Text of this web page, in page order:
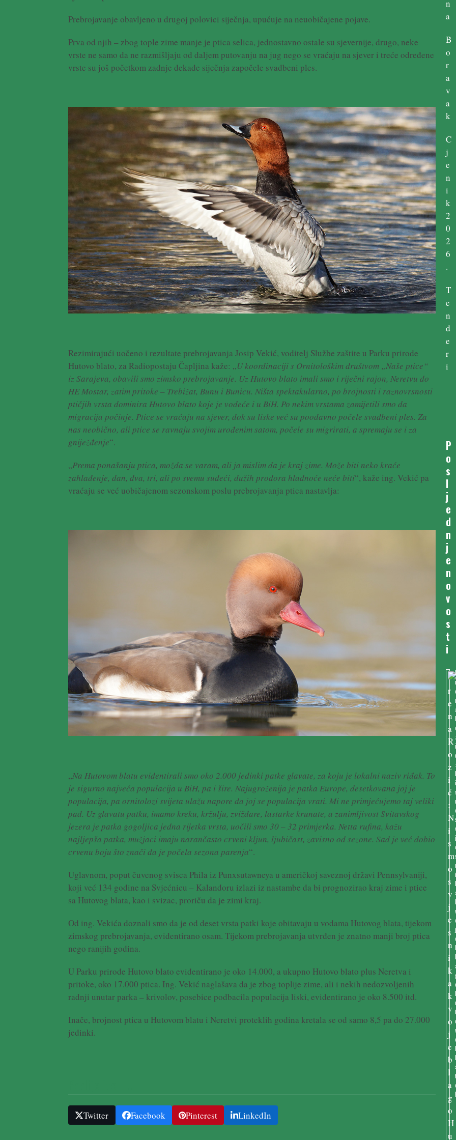
Prebrojavanje obavljeno u drugoj polovici siječnja, upućuje na neuobičajene pojave.
Prva od njih – zbog tople zime manje je ptica selica, jednostavno ostale su sjevernije, drugo, neke
vrste ne samo da ne razmišljaju od daljem putovanju na jug nego se vraćaju na sjever i treće određene
vrste su još početkom zadnje dekade siječnja započele svadbeni ples.
Rezimirajući uočeno i rezultate prebrojavanja Josip Vekić, voditelj Službe zaštite u Parku prirode
Hutovo blato, za Radiopostaju Čapljina kaže: „U koordinaciji s Ornitološkim društvom „Naše ptice“
iz Sarajeva, obavili smo zimsko prebrojavanje. Uz Hutovo blato imali smo i riječni rajon, Neretvu do
HE Mostar, zatim pritoke – Trebižat, Bunu i Bunicu. Ništa spektakularno, po brojnosti i raznovrsnosti
ptičjih vrsta dominira Hutovo blato koje je vodeće i u BiH. Po nekim vrstama zamijetili smo da
migracija počinje. Ptice se vraćaju na sjever, dok su liske već su poodavno počele svadbeni ples. Za
nas neobično, ali ptice se ravnaju svojim urođenim satom, počele su migrirati, a spremaju se i za
gniježđenje“.
„Prema ponašanju ptica, možda se varam, ali ja mislim da je kraj zime. Može biti neko kraće
zahlađenje, dan, dva, tri, ali po svemu sudeći, dužih prodora hladnoće neće biti“, kaže ing. Vekić pa
vraćaju se već uobičajenom sezonskom poslu prebrojavanja ptica nastavlja:
„Na Hutovom blatu evidentirali smo oko 2.000 jedinki patke glavate, za koju je lokalni naziv riđak. To
je sigurno najveća populacija u BiH, pa i šire. Najugroženija je patka Europe, desetkovana joj je
populacija, pa ornitolozi svijeta ulažu napore da joj se populacija vrati. Mi ne primjećujemo taj veliki
pad. Uz glavatu patku, imamo kreku, kržulju, zviždare, lastarke krunate, a zanimljivost Svitavskog
jezera je patka gogoljica jedna rijetka vrsta, uočili smo 30 – 32 primjerka. Netta rufina, kažu
najljepša patka, mužjaci imaju narančasto crveni kljun, ljubičast, zavisno od sezone. Sad je već dobio
crvenu boju što znači da je počela sezona parenja“.
Uglavnom, poput čuvenog svisca Phila iz Punxsutawneya u američkoj saveznoj državi Pennsylvaniji,
koji već 134 godine na Svjećnicu – Kalandoru izlazi iz nastambe da bi prognozirao kraj zime i ptice
sa Hutovog blata, kao i svizac, proriču da je zimi kraj.
Od ing. Vekića doznali smo da je od deset vrsta patki koje obitavaju u vodama Hutovog blata, tijekom
zimskog prebrojavanja, evidentirano osam. Tijekom prebrojavanja utvrđen je znatno manji broj ptica
nego ranijih godina.
U Parku prirode Hutovo blato evidentirano je oko 14.000, a ukupno Hutovo blato plus Neretva i
pritoke, oko 17.000 ptica. Ing. Vekić naglašava da je zbog toplije zime, ali i nekih nedozvoljenih
radnji unutar parka – krivolov, posebice podbacila populacija liski, evidentirano je oko 8.500 itd.
Inače, brojnost ptica u Hutovom blatu i Neretvi proteklih godina kretala se od samo 8,5 pa do 27.000
jedinki.
Twitter Facebook Pinterest LinkedIn
n
a
B
o
r
a
v
a
k
C
j
e
n
i
k
2
0
2
6
.
T
e
n
d
e
r
i
P
o
s
l
j
e
d
n
j
e
n
o
v
o
s
t
i
I
i
:
i
j
i
j
l
t
l
t
!